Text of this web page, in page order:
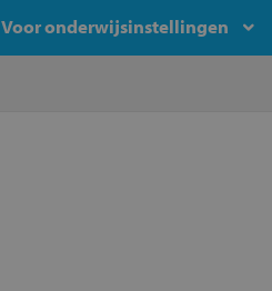
Voor onderwijsinstellingen